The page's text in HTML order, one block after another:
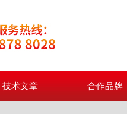
技术文章 合作品牌